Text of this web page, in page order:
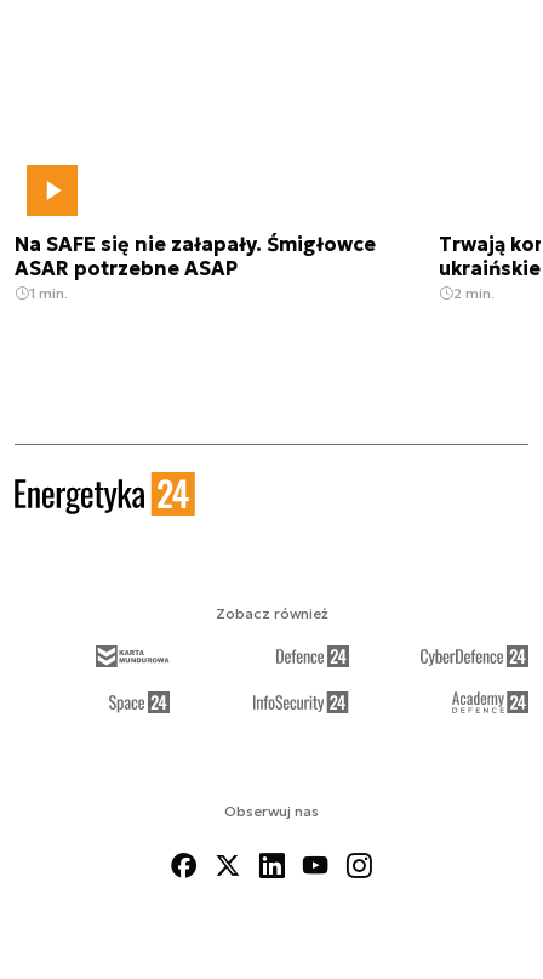
Na SAFE się nie załapały. Śmigłowce
ASAR potrzebne ASAP
1 min.
Trwają
2 min.
Obserwuj nas
Zobacz również